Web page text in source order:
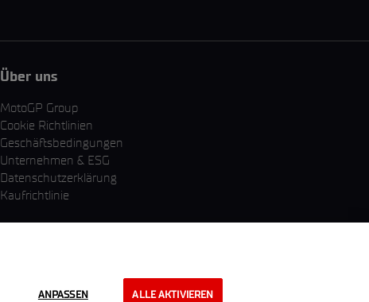
Über uns
MotoGP Group
Cookie Richtlinien
Geschäftsbedingungen
Unternehmen & ESG
Datenschutzerklärung
Kaufrichtlinie
ANPASSEN ALLE AKTIVIEREN